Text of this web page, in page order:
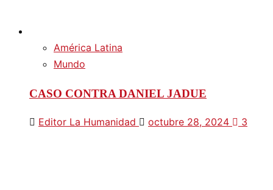
América Latina
Mundo
CASO CONTRA DANIEL JADUE
Editor La Humanidad octubre 28, 2024 3